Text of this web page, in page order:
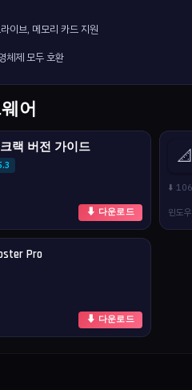
이브, 메모리 카드 지원
제 모두 호환
어
크랙 버전 가이드
⬇ 다운로드
📐
⬇️
윈도
Pro
⬇ 다운로드